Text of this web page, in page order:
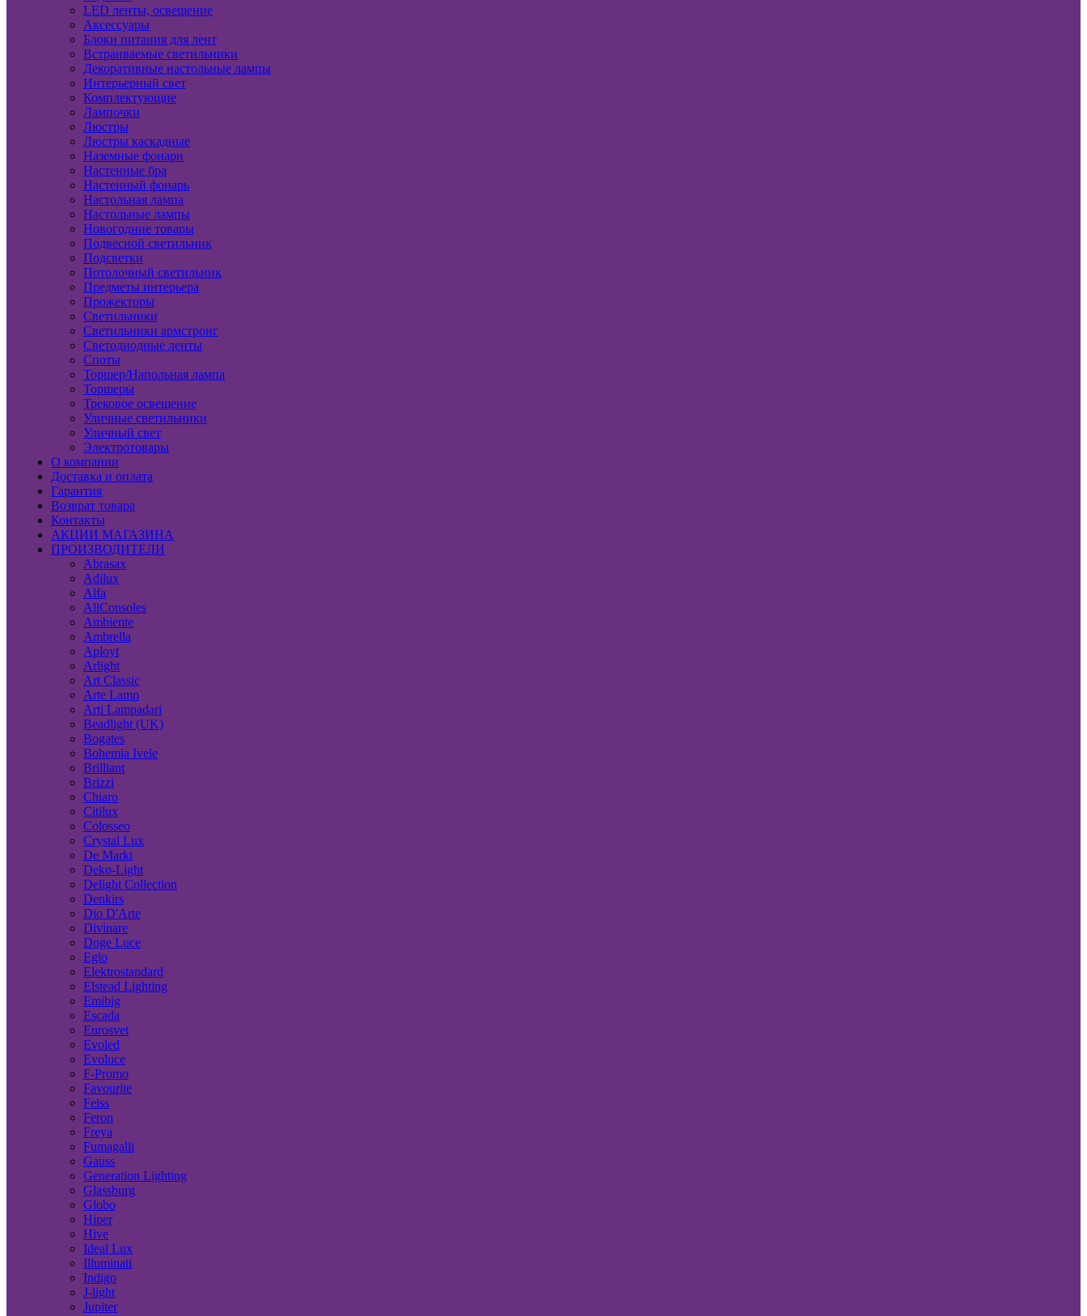
LED ленты, освещение
Аксессуары
Блоки питания для лент
Встраиваемые светильники
Декоративные настольные лампы
Интерьерный свет
Комплектующие
Лампочки
Люстры
Люстры каскадные
Наземные фонари
Настенные бра
Настенный фонарь
Настольная лампа
Настольные лампы
Новогодние товары
Подвесной светильник
Подсветки
Потолочный светильник
Предметы интерьера
Прожекторы
Светильники
Светильники армстронг
Светодиодные ленты
Споты
Торшер/Напольная лампа
Торшеры
Трековое освещение
Уличные светильники
Уличный свет
Электротовары
О компании
Доставка и оплата
Гарантия
Возврат товара
Контакты
АКЦИИ МАГАЗИНА
ПРОИЗВОДИТЕЛИ
Abrasax
Adilux
Alfa
AllConsoles
Ambiente
Ambrella
Aployt
Arlight
Art Classic
Arte Lamp
Arti Lampadari
Beadlight (UK)
Bogates
Bohemia Ivele
Brilliant
Brizzi
Chiaro
Citilux
Colosseo
Crystal Lux
De Markt
Deko-Light
Delight Collection
Denkirs
Dio D'Arte
Divinare
Doge Luce
Eglo
Elektrostandard
Elstead Lighting
Emibig
Escada
Eurosvet
Evoled
Evoluce
F-Promo
Favourite
Feiss
Feron
Freya
Fumagalli
Gauss
Generation Lighting
Glassburg
Globo
Hiper
Hive
Ideal Lux
Illuminati
Indigo
J-light
Jupiter